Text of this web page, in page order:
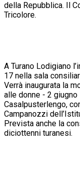
della Repubblica. Il
Tricolore.
A Turano Lodigiano
17 nella sala
Verrà inaugurata la
alle donne - 2
Casalpusterlengo,
Campanozzi
Prevista anche la
diciottenni turanesi.